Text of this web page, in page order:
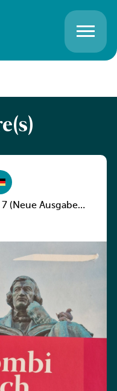
(Neue Ausgabe